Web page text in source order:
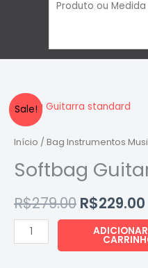
Sale!
Início / Bag Instrumentos
Softbag
R$279.00
O
preço
original
R$279.00.
R$229.00
Softbag
Guitarra
Style